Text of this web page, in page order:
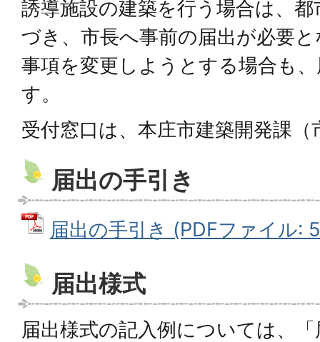
誘導施設の建築を行う場合は、
づき、市長へ事前の届出が必要
事項を変更しようとする場合も
す。
受付窓口は、本庄市建築開発課
届出の手引き
届出の手引き (PDFファイル:
届出様式
届出様式の記入例については、